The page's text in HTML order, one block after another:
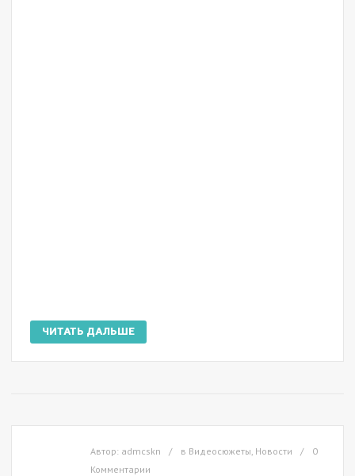
ЧИТАТЬ ДАЛЬШЕ
Автор: admcskn в Видеосюжеты, Новости
0
Комментарии